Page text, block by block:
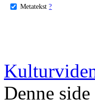
Metatekst ?
Denne